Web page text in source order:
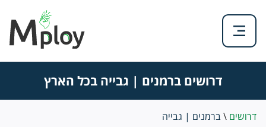
דרושים ברמנים | גבייה בכל הארץ
דרושים \ברמנים | גבייה